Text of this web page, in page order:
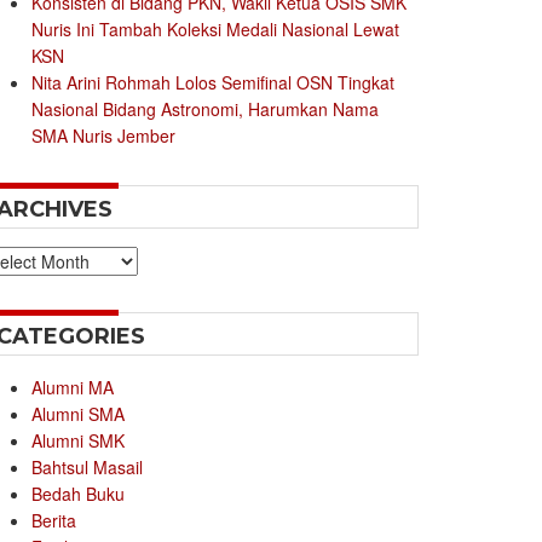
Nuris Ini Tambah Koleksi Medali Nasional Lewat
KSN
Nita Arini Rohmah Lolos Semifinal OSN Tingkat
Nasional Bidang Astronomi, Harumkan Nama
SMA Nuris Jember
Alumni MA
Alumni SMA
Alumni SMK
Bahtsul Masail
Bedah Buku
Berita